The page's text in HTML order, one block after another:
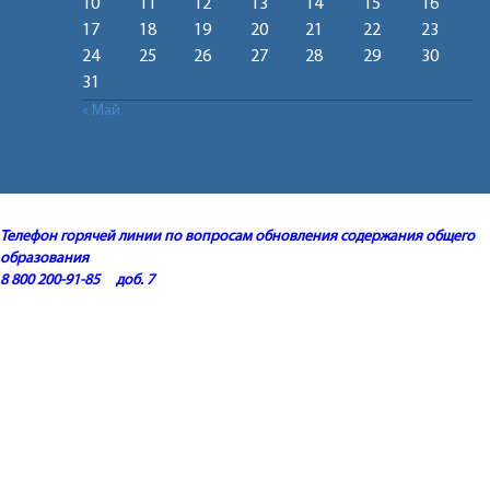
10 12 13 14 15
16
17
18 19 20 21 22
23
24
25 26 27 28 29
30
31
« Май
Телефон горячей линии по вопросам обновления содержания общего
образования
8 800 200-91-85 доб. 7